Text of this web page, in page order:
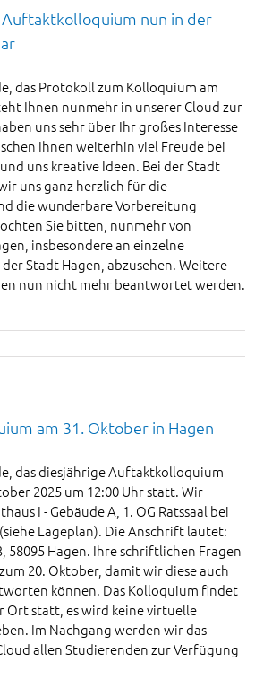
nun in der
das Protokoll zum Kolloquium am
Ihnen nunmehr in unserer Cloud zur
uns sehr über Ihr großes Interesse
Ihnen weiterhin viel Freude bei
uns kreative Ideen. Bei der Stadt
uns ganz herzlich für die
die wunderbare Vorbereitung
Sie bitten, nunmehr von
insbesondere an einzelne
Stadt Hagen, abzusehen. Weitere
nun nicht mehr beantwortet werden.
am 31. Oktober in Hagen
das diesjährige Auftaktkolloquium
2025 um 12:00 Uhr statt. Wir
I - Gebäude A, 1. OG Ratssaal bei
Lageplan). Die Anschrift lautet:
58095 Hagen. Ihre schriftlichen Fragen
20. Oktober, damit wir diese auch
können. Das Kolloquium findet
Ort statt, es wird keine virtuelle
Im Nachgang werden wir das
allen Studierenden zur Verfügung